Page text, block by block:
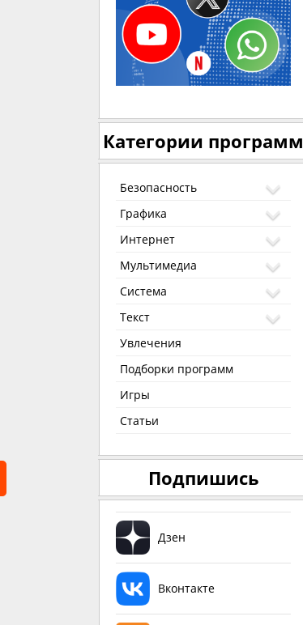
Категории программ
Безопасность
Графика
Интернет
Мультимедиа
Система
Текст
Увлечения
Подборки программ
Игры
Статьи
Подпишись
Дзен
Вконтакте